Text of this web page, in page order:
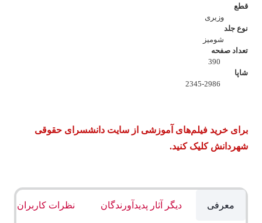
قطع
وزیری
نوع جلد
شومیز
تعداد صفحه
390
شاپا
2345-2986
برای خرید فیلم‌های آموزشی از سایت دانشسرای حقوقی
شهردانش کلیک کنید.
معرفی دیگر آثار پدیدآورندگان نظرات کاربران